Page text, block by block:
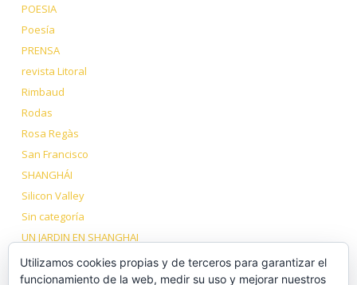
POESIA
Poesía
PRENSA
revista Litoral
Rimbaud
Rodas
Rosa Regàs
San Francisco
SHANGHÁI
Silicon Valley
Sin categoría
UN JARDIN EN SHANGHAI
VIAJE A LOS DOS TÍBET
Volcanes Dormidos
Utilizamos cookies propias y de terceros para garantizar el
funcionamiento de la web, medir su uso y mejorar nuestros